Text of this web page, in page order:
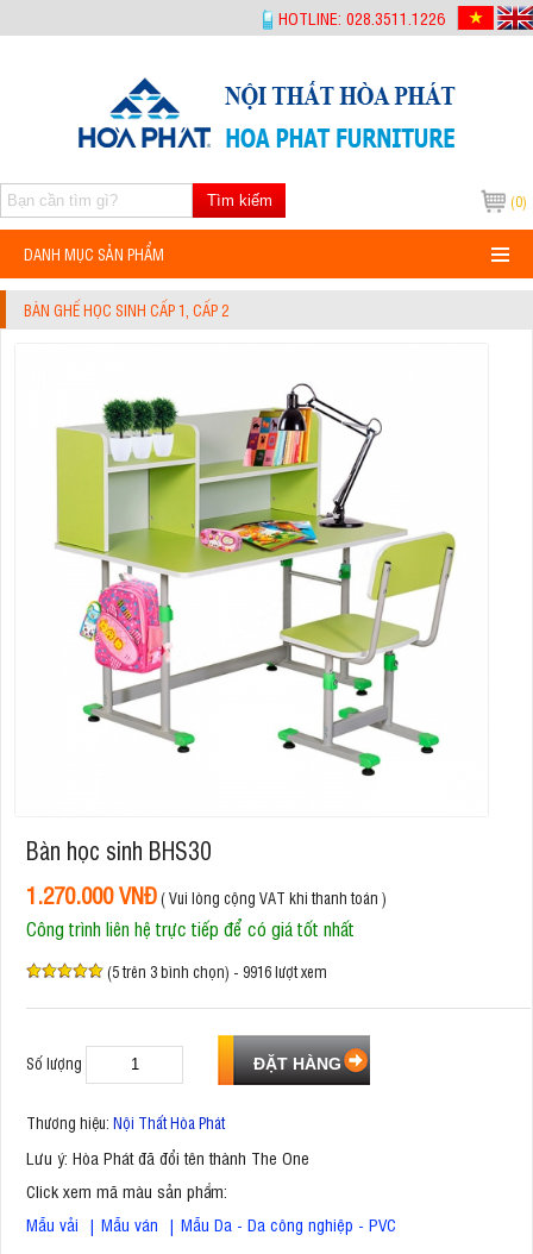
HOTLINE: 028.3511.1226
(0)
Tìm kiếm
DANH MỤC SẢN PHẨM
BÀN GHẾ HỌC SINH CẤP 1, CẤP 2
Bàn học sinh BHS30
1.270.000 VNĐ( Vui lòng cộng VAT khi thanh toán )
Công trình liên hệ trực tiếp để có giá tốt nhất
(5 trên 3 bình chọn) - 9916 lượt xem
Số lượng
Thương hiệu: Nội Thất Hòa Phát
Lưu ý: Hòa Phát đã đổi tên thành The One
Click xem mã màu sản phẩm:
Mẫu vải | Mẫu ván | Mẫu Da - Da công nghiệp - PVC